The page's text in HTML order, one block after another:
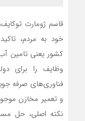
قاسم ژومارت
خود به مردم،
کشور یعنی تامین
وظایف را برای
فناوری‌های صرفه
و تعمیر مخازن
نکته اصلی، حل